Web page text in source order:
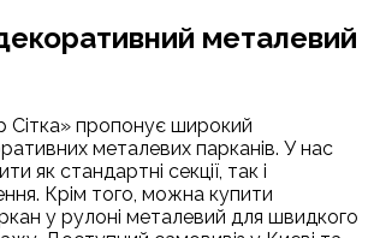
металевий
пропонує широкий
металевих парканів. У нас
як стандартні секції, так і
Крім того, можна купити
у рулоні металевий для швидкого